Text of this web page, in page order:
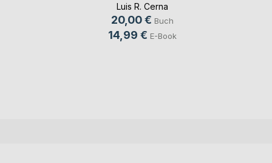
Luis R. Cerna
20,00 € Buch
14,99 € E-Book